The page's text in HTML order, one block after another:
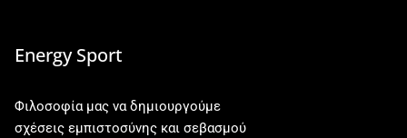
Energy Sport
Φιλοσοφία μας να δημιουργούμε
σχέσεις εμπιστοσύνης και σεβασμού